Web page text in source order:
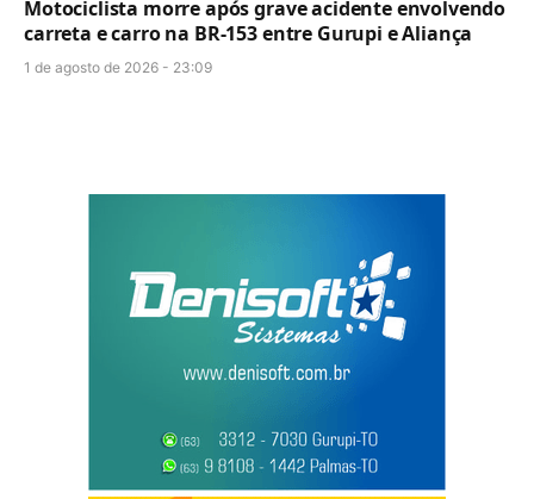
Motociclista morre após grave acidente envolvendo
carreta e carro na BR-153 entre Gurupi e Aliança
1 de agosto de 2026 - 23:09